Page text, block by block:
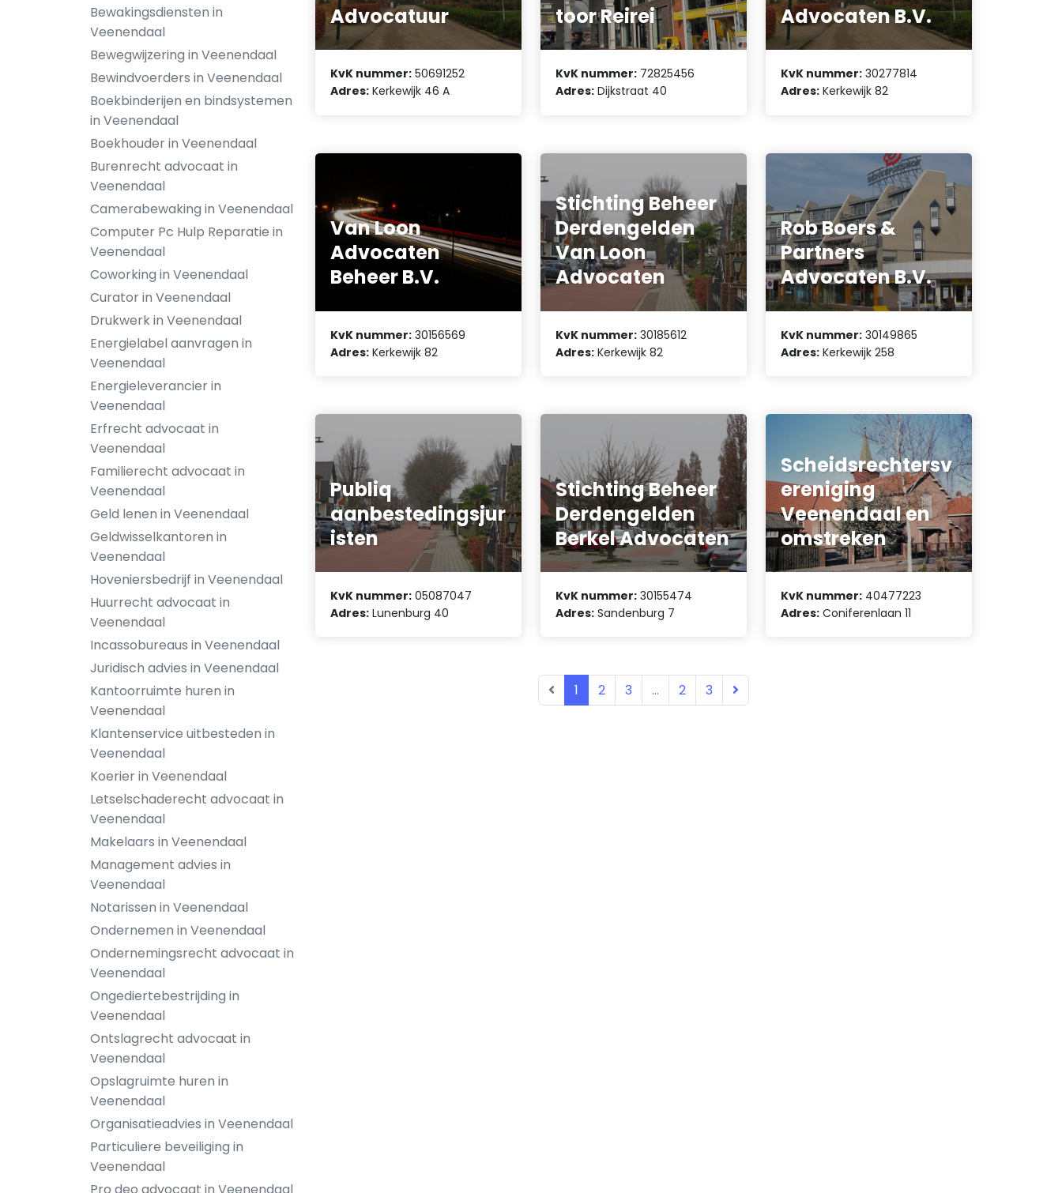
Bewakingsdiensten in
Veenendaal
Bewegwijzering in Veenendaal
Bewindvoerders in Veenendaal
Boekbinderijen en bindsystemen
in Veenendaal
Boekhouder in Veenendaal
Burenrecht advocaat in
Veenendaal
Camerabewaking in Veenendaal
Computer Pc Hulp Reparatie in
Veenendaal
Coworking in Veenendaal
Curator in Veenendaal
Drukwerk in Veenendaal
Energielabel aanvragen in
Veenendaal
Energieleverancier in
Veenendaal
Erfrecht advocaat in
Veenendaal
Familierecht advocaat in
Veenendaal
Geld lenen in Veenendaal
Geldwisselkantoren in
Veenendaal
Hoveniersbedrijf in Veenendaal
Huurrecht advocaat in
Veenendaal
Incassobureaus in Veenendaal
Juridisch advies in Veenendaal
Kantoorruimte huren in
Veenendaal
Klantenservice uitbesteden in
Veenendaal
Koerier in Veenendaal
Letselschaderecht advocaat in
Veenendaal
Makelaars in Veenendaal
Management advies in
Veenendaal
Notarissen in Veenendaal
Ondernemen in Veenendaal
Ondernemingsrecht advocaat in
Veenendaal
Ongediertebestrijding in
Veenendaal
Ontslagrecht advocaat in
Veenendaal
Opslagruimte huren in
Veenendaal
Organisatieadvies in Veenendaal
Particuliere beveiliging in
Veenendaal
Advocatuur
KvK nummer: 50691252
Adres: Kerkewijk 46 A
toor Reirei
KvK nummer: 72825456
Adres: Dijkstraat 40
Advocaten B.V.
KvK nummer: 30277814
Adres: Kerkewijk 82
Van Loon
Advocaten
Beheer B.V.
KvK nummer: 30156569
Adres: Kerkewijk 82
Stichting Beheer
Derdengelden
Van Loon
Advocaten
KvK nummer: 30185612
Adres: Kerkewijk 82
Rob Boers &
Partners
Advocaten B.V.
KvK nummer: 30149865
Adres: Kerkewijk 258
Publiq
aanbestedingsjur
isten
KvK nummer: 05087047
Adres: Lunenburg 40
Stichting Beheer
Derdengelden
Berkel Advocaten
KvK nummer: 30155474
Adres: Sandenburg 7
Scheidsrechtersv
ereniging
Veenendaal en
omstreken
KvK nummer: 40477223
Adres: Coniferenlaan 11
1 2 3 ... 2 3